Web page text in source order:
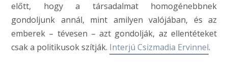
előtt, hogy a társadalmat homogénebbnek
gondoljunk annál, mint amilyen valójában, és az
emberek – tévesen – azt gondolják, az ellentéteket
csak a politikusok szítják. Interjú Csizmadia Ervinnel.